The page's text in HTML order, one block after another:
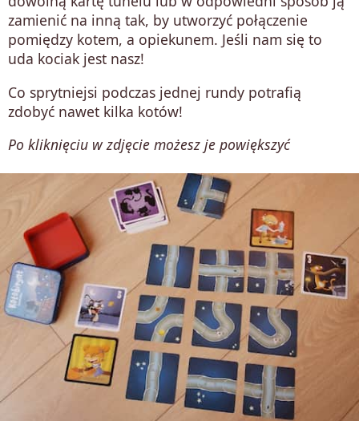
zamienić na inną tak, by utworzyć połączenie
pomiędzy kotem, a opiekunem. Jeśli nam się to
uda kociak jest nasz!
Co sprytniejsi podczas jednej rundy potrafią
zdobyć nawet kilka kotów!
Po kliknięciu w zdjęcie możesz je powiększyć